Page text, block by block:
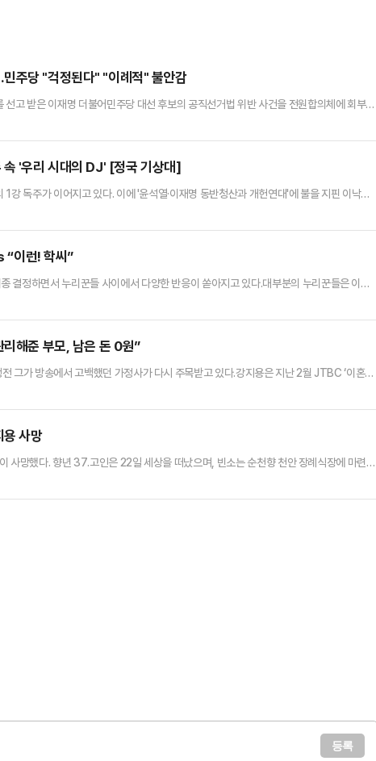
주당 "걱정된다" "이례적" 불안감
고 받은 이재명 더불어민주당 대선 후보의 공직선거법 위반 사건을 전원합의체에 회부했
표출되고 있다. 대법원 전원합의체는 사회적으로 중대한 영향을 미치는 사건 또는 판례
'우리 시대의 DJ' [정국 기상대]
강 독주가 이어지고 있다. 이에 '윤석열·이재명 동반청산과 개헌연대'에 불을 지핀 이낙연
르면 이낙연 상임고문은 42일 앞으로 다가온 대선 국면에서 새민주당을 기반으로 한 개
“이런! 학씨”
결정하면서 누리꾼들 사이에서 다양한 반응이 쏟아지고 있다.대부분의 누리꾼들은 이번
연휴인데, 뭘 또”, “어차피 놀 사람은 놀고 일할 사람은 일한다”, “1일에 전 국민이 다 쉬
리해준 부모, 남은 돈 0원”
그가 방송에서 고백했던 가정사가 다시 주목받고 있다.강지용은 지난 2월 JTBC ‘이혼숙
고민했지만 아이 때문에 망설이고 있다”라고 고백했다.방송에서 강지용은 자신이 축구선
용 사망
사망했다. 향년 37.고인은 22일 세상을 떠났으며, 빈소는 순천향 천안 장례식장에 마련됐
, 부천 FC 1995, 강원 FC, 인천 유나이티드 FC 등에서 선수 생활을 했다.2022 시즌을 끝